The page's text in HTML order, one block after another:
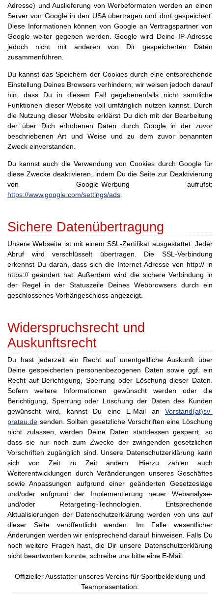
Adresse) und Auslieferung von Werbeformaten werden an einen
Server von Google in den USA übertragen und dort gespeichert.
Diese Informationen können von Google an Vertragspartner von
Google weiter gegeben werden. Google wird Deine IP-Adresse
jedoch nicht mit anderen von Dir gespeicherten Daten
zusammenführen.
Du kannst das Speichern der Cookies durch eine entsprechende
Einstellung Deines Browsers verhindern; wir weisen jedoch darauf
hin, dass Du in diesem Fall gegebenenfalls nicht sämtliche
Funktionen dieser Website voll umfänglich nutzen kannst. Durch
die Nutzung dieser Website erklärst Du dich mit der Bearbeitung
der über Dich erhobenen Daten durch Google in der zuvor
beschriebenen Art und Weise und zu dem zuvor benannten
Zweck einverstanden.
Du kannst auch die Verwendung von Cookies durch Google für
diese Zwecke deaktivieren, indem Du die Seite zur Deaktivierung
von Google-Werbung aufrufst:
https://www.google.com/settings/ads
Sichere Datenübertragung
Unsere Webseite ist mit einem SSL-Zertifikat ausgestattet. Jeder
Abruf wird verschlüsselt übertragen. Die SSL-Verbindung
erkennst Du daran, dass sich die Internet-Adresse von http:// in
https:// geändert hat. Außerdem wird die sichere Verbindung in
der Regel in der Statuszeile Deines Webbrowsers durch ein
geschlossenes Vorhängeschloss angezeigt.
Widerspruchsrecht und
Auskunftsrecht
Du hast jederzeit ein Recht auf unentgeltliche Auskunft über
Deine gespeicherten personenbezogenen Daten sowie ggf. ein
Recht auf Berichtigung, Sperrung oder Löschung dieser Daten.
Sofern weitere Informationen gewünscht werden oder die
Berichtigung, Sperrung oder Löschung der Daten des Kunden
gewünscht wird, kannst Du eine E-Mail an Vorstand(at)sv-
pratau.de senden. Sollten gesetzliche Vorschriften eine Löschung
nicht zulassen, werden Deine Daten stattdessen gesperrt, so
dass sie nur noch zum Zwecke der zwingenden gesetzlichen
Vorschriften zugänglich sind. Unsere Datenschutzerklärung kann
sich von Zeit zu Zeit ändern. Hierzu zählen auch
Weiterentwicklungen durch Veränderungen unseres Geschäftes
sowie Anpassungen aufgrund einer geänderten Gesetzeslage
und/oder aufgrund der Implementierung neuer Webanalyse-
und/oder Retargeting-Technologien. Entsprechende
Aktualisierungen der Datenschutzerklärung werden von uns auf
dieser Seite veröffentlicht werden. Im Falle wesentlicher
Änderungen werden wir entsprechend darauf hinweisen. Falls Du
noch weitere Fragen hast, die Dir unsere Datenschutzerklärung
nicht beantworten konnte, schreibe uns bitte eine E-Mail.
Offizieller Ausstatter unseres Vereins für Sportbekleidung und
Teampräsentation: